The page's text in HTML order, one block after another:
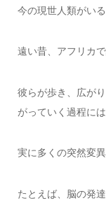
今の現世人類がい
遠い昔、アフリカ
彼らが歩き、広が
がっていく過程には
実に多くの突然変
たとえば、脳の発達